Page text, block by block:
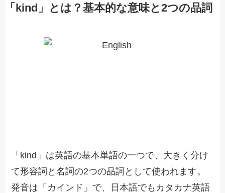
「kind」とは？基本的な意味と2つの品詞
「kind」は英語の基本単語の一つで、大きく分け
て形容詞と名詞の2つの品詞として使われます。
発音は「カインド」で、日本語でもカタカナ英語